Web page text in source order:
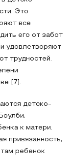
Это
все
его от забот
удовлетворяют
трудностей.
[7].
детско-
к матери.
привязанность,
ребенок